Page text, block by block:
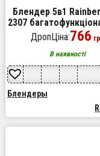
Блендер 5в1
2307
занурювальний та
стаціонарний
ДропЦіна:766
В наявності
Блендеры